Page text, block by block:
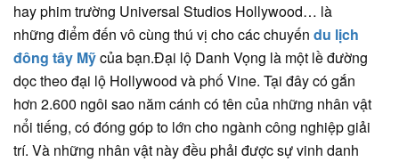
hay phim trường Universal Studios Hollywood… là
những điểm đến vô cùng thú vị cho các chuyến du lịch
đông tây Mỹcủa bạn.Đại lộ Danh Vọng là một lề đường
dọc theo đại lộ Hollywood và phố Vine. Tại đây có gắn
hơn 2.600 ngôi sao năm cánh có tên của những nhân vật
nổi tiếng, có đóng góp to lớn cho ngành công nghiệp giải
trí. Và những nhân vật này đều phải được sự vinh danh